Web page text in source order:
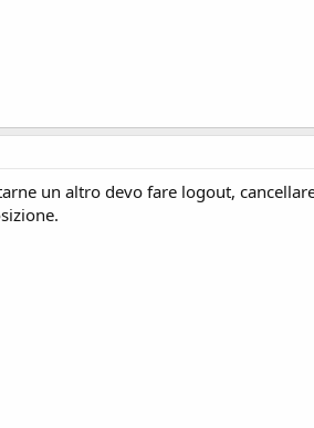
un altro devo fare logout,